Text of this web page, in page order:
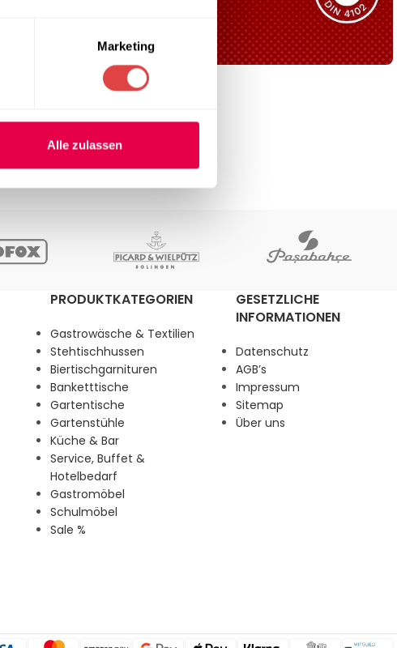
Marketing
Alle zulassen
PRODUKTKATEGORIEN
Gastrowäsche & Textilien
Stehtischhussen
Biertischgarnituren
Banketttische
Gartentische
Gartenstühle
Küche & Bar
Service, Buffet &
Hotelbedarf
Gastromöbel
Schulmöbel
Sale %
GESETZLICHE
INFORMATIONEN
Datenschutz
AGB’s
Impressum
Sitemap
Über uns